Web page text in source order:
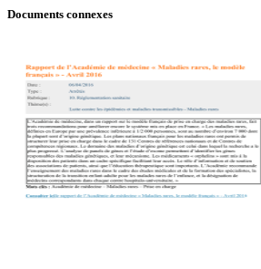
Documents connexes